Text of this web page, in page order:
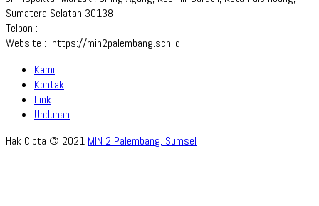
Sumatera Selatan 30138
Telpon :
Website : https://min2palembang.sch.id
Kami
Kontak
Link
Unduhan
Hak Cipta © 2021 MIN 2 Palembang, Sumsel